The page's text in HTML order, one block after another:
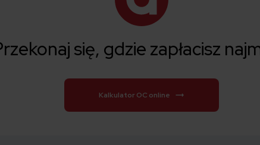
się, gdzie zapłacisz
Kalkulator OC online